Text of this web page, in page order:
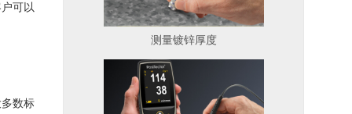
可以
数标
测量镀锌厚度